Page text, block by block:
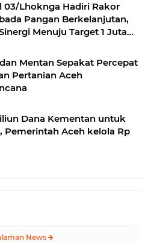
03/Lhoknga Hadiri Rakor
Pangan Berkelanjutan,
Menuju Target 1 Juta
Mentan Sepakat Percepat
Pertanian Aceh
Dana Kementan untuk
Pemerintah Aceh kelola Rp
News